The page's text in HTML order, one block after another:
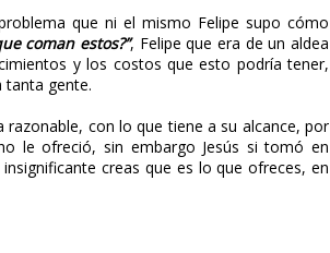
que ni el mismo Felipe supo cómo
coman estos?”, Felipe que era de un aldea
y los costos que esto podría tener,
tanta gente.
con lo que tiene a su alcance, por
le ofreció, sin embargo Jesús si tomó en
creas que es lo que ofreces, en